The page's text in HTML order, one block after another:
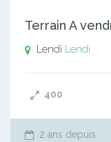
Terrain A
Lendi Lendi
400
2 ans depuis